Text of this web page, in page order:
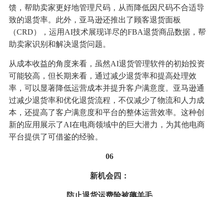
馈，帮助卖家更好地管理尺码，从而降低因尺码不合适导
致的退货率。此外，亚马逊还推出了顾客退货面板
（CRD），运用AI技术展现详尽的FBA退货商品数据，帮
助卖家识别和解决退货问题。
从成本收益的角度来看，虽然AI退货管理软件的初始投资
可能较高，但长期来看，通过减少退货率和提高处理效
率，可以显著降低运营成本并提升客户满意度。亚马逊通
过减少退货率和优化退货流程，不仅减少了物流和人力成
本，还提高了客户满意度和平台的整体运营效率。这种创
新的应用展示了AI在电商领域中的巨大潜力，为其他电商
平台提供了可借鉴的经验。
06
新机会四：
防止退货运费险被薅羊毛